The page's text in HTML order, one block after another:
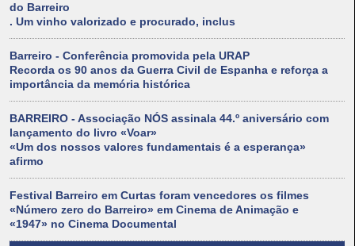
do Barreiro
. Um vinho valorizado e procurado, inclus
Barreiro - Conferência promovida pela URAP
Recorda os 90 anos da Guerra Civil de Espanha e reforça a
importância da memória histórica
BARREIRO - Associação NÓS assinala 44.º aniversário com
lançamento do livro «Voar»
«Um dos nossos valores fundamentais é a esperança»
afirmo
Festival Barreiro em Curtas foram vencedores os filmes
«Número zero do Barreiro» em Cinema de Animação e
«1947» no Cinema Documental